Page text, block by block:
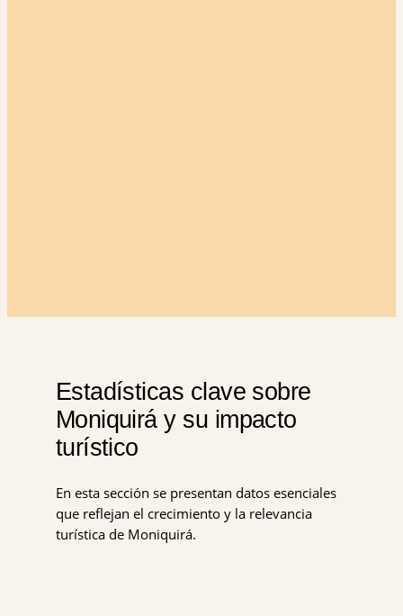
Estadísticas clave sobre
Moniquirá y su impacto
turístico
En esta sección se presentan datos esenciales
que reflejan el crecimiento y la relevancia
turística de Moniquirá.